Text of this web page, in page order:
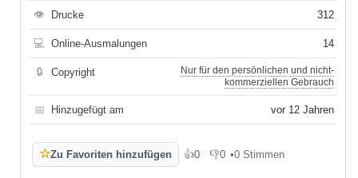
👁 Drucke 312
💻 Online-Ausmalungen 14
🔒 Copyright
Nur für den persönlichen und nicht-
kommerziellen Gebrauch
📅 Hinzugefügt am vor 12 Jahren
☆Zu Favoriten hinzufügen 👍0
Gefällt mir
👎0
Gefällt mir nicht
•0 Stimmen